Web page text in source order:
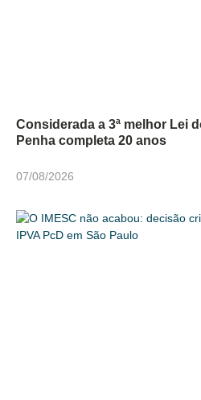
Considerada a 3ª melhor Lei
Penha completa 20 anos
07/08/2026